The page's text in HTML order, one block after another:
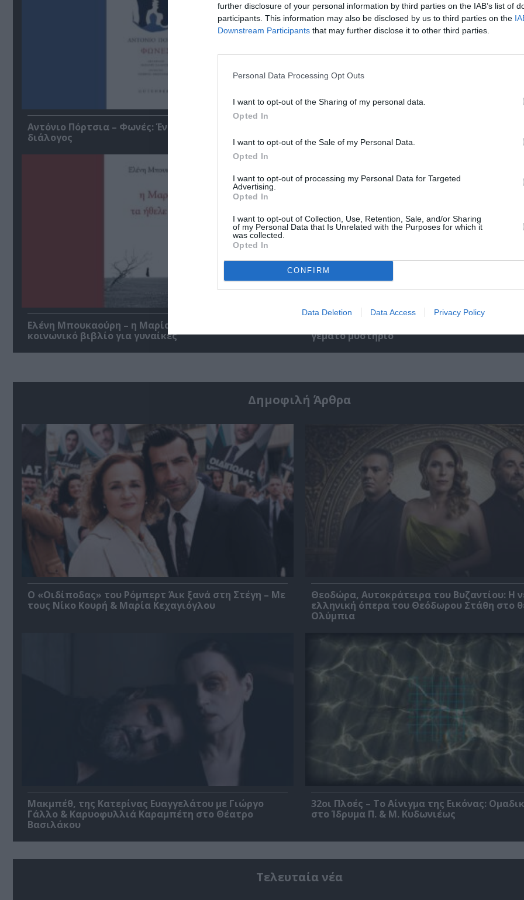
further disclosure of your personal information by third parties on the IAB’s list of
participants. This information may also be disclosed by us to third parties on the
Downstream Participants that may further disclose it to other third parties.
Personal Data Processing Opt Outs
I want to opt-out of the Sharing of my personal data.
Opted In
I want to opt-out of the Sale of my Personal Data.
Opted In
I want to opt-out of processing my Personal Data for Targeted
Advertising.
Opted In
I want to opt-out of Collection, Use, Retention, Sale, and/or Sharing
of my Personal Data that Is Unrelated with the Purposes for which it
was collected.
Opted In
CONFIRM
Data Deletion Data Access Privacy Policy
Αντόνιο Πόρτσια – Φωνές: Ένα βιβλίο ως εσωτερικός
διάλογος
ιστορικό βιβλίο
Ελένη Μπουκαούρη – η Μαρία τα ήθελε όλα: Ένα
κοινωνικό βιβλίο για γυναίκες
γεμάτο μυστήριο
Δημοφιλή Άρθρα
O «Οιδίποδας» του Ρόμπερτ Άικ ξανά στη Στέγη – Με
τους Νίκο Κουρή & Μαρία Κεχαγιόγλου
Θεοδώρα, Αυτοκράτειρα του Βυζαντίου: Η
ελληνική όπερα του Θεόδωρου Στάθη στο
Ολύμπια
Μακμπέθ, της Κατερίνας Ευαγγελάτου με Γιώργο
Γάλλο & Καρυοφυλλιά Καραμπέτη στο Θέατρο
Βασιλάκου
32οι Πλοές – Το Αίνιγμα της Εικόνας:
στο Ίδρυμα Π. & Μ. Κυδωνιέως
Τελευταία νέα